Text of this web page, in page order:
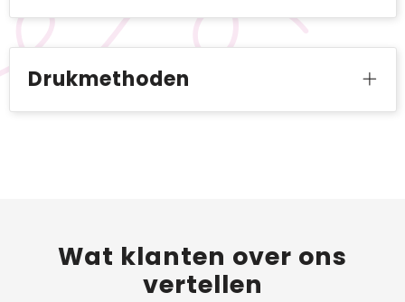
Drukmethoden
Wat klanten over ons
vertellen